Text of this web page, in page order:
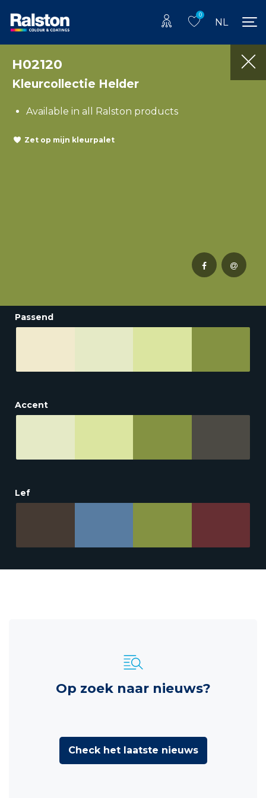
0
NL
H02120
Kleurcollectie Helder
Available in all Ralston products
Zet op mijn kleurpalet
Passend
Accent
Lef
Op zoek naar nieuws?
Check het laatste nieuws